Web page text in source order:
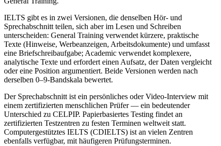
IELTS gibt es in zwei Versionen, die denselben Hör- und
Sprechabschnitt teilen, sich aber im Lesen und Schreiben
unterscheiden: General Training verwendet kürzere, praktische
Texte (Hinweise, Werbeanzeigen, Arbeitsdokumente) und umfasst
eine Briefschreibaufgabe; Academic verwendet komplexere,
analytische Texte und erfordert einen Aufsatz, der Daten vergleicht
oder eine Position argumentiert. Beide Versionen werden nach
derselben 0–9-Bandskala bewertet.
Der Sprechabschnitt ist ein persönliches oder Video-Interview mit
einem zertifizierten menschlichen Prüfer — ein bedeutender
Unterschied zu CELPIP. Papierbasiertes Testing findet an
zertifizierten Testzentren zu festen Terminen weltweit statt.
Computergestütztes IELTS (CDIELTS) ist an vielen Zentren
ebenfalls verfügbar, mit häufigeren Prüfungsterminen.